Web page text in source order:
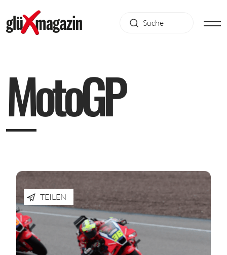
MotoGP
TEILEN